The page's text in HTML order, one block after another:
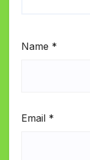
Name *
Email *